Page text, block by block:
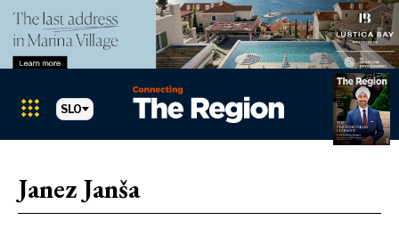
Search The Region
Albanija
SLO
Janez Janša